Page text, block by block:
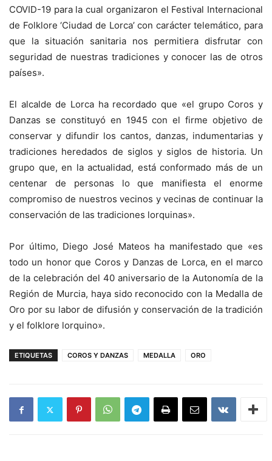
COVID-19 para la cual organizaron el Festival Internacional
de Folklore ‘Ciudad de Lorca’ con carácter telemático, para
que la situación sanitaria nos permitiera disfrutar con
seguridad de nuestras tradiciones y conocer las de otros
países».
El alcalde de Lorca ha recordado que «el grupo Coros y
Danzas se constituyó en 1945 con el firme objetivo de
conservar y difundir los cantos, danzas, indumentarias y
tradiciones heredados de siglos y siglos de historia. Un
grupo que, en la actualidad, está conformado más de un
centenar de personas lo que manifiesta el enorme
compromiso de nuestros vecinos y vecinas de continuar la
conservación de las tradiciones lorquinas».
Por último, Diego José Mateos ha manifestado que «es
todo un honor que Coros y Danzas de Lorca, en el marco
de la celebración del 40 aniversario de la Autonomía de la
Región de Murcia, haya sido reconocido con la Medalla de
Oro por su labor de difusión y conservación de la tradición
y el folklore lorquino».
ETIQUETAS COROS Y DANZAS MEDALLA ORO